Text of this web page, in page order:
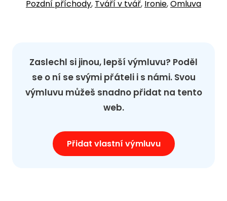
Pozdní příchody, Tváří v tvář, Ironie,Omluva
Zaslechl si jinou, lepší výmluvu? Poděl
se o ní se svými přáteli i s námi. Svou
výmluvu můžeš snadno přidat na tento
web.
Přidat vlastní výmluvu